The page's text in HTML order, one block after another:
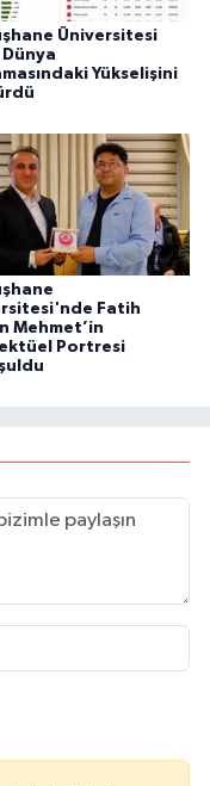
Üniversitesi
Dünya
Yükselişini
Fatih
Mehmet’in
Portresi